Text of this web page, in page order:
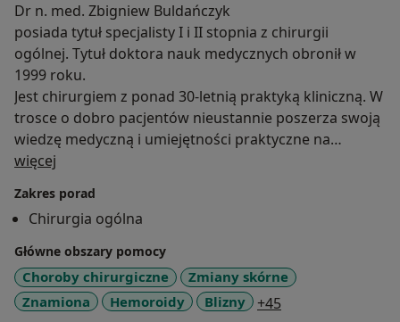
Dr n. med. Zbigniew Buldańczyk
posiada tytuł specjalisty I i II stopnia z chirurgii
ogólnej. Tytuł doktora nauk medycznych obronił w
1999 roku.
Jest chirurgiem z ponad 30-letnią praktyką kliniczną. W
trosce o dobro pacjentów nieustannie poszerza swoją
wiedzę medyczną i umiejętności praktyczne na
licznych konferencjach i sympozjach naukowych.
Dr n. med. Zbigniew Buldańczyk specjalizuje się w:
przeprowadzaniu całej gamy zabiegów chirurgicznych
i proktologicznych,
diagnostyce i leczeniu schorzeń końcowego odcinka
przewodu pokarmowego, odbytu i odbytnicy,
więcej
Zakres porad
Chirurgia ogólna
Główne obszary pomocy
Choroby chirurgiczne
Zmiany skórne
Znamiona
Hemoroidy Blizny +45